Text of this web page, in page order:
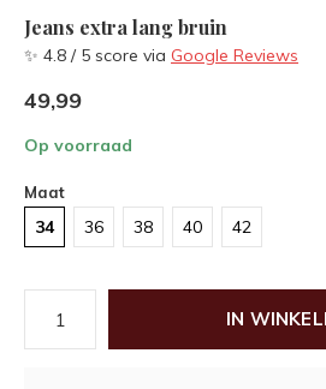
Jeans extra lang bruin
✨ 4.8 / 5 score via Google Reviews
49,99
Op voorraad
Maat
34 36 38 40 42
IN